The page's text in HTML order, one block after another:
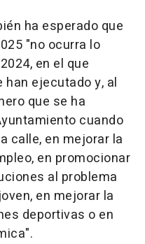
ha esperado que
"no ocurra lo
en el que
ejecutado y, al
que se ha
cuando
calle, en mejorar la
en promocionar
al problema
en mejorar la
deportivas o en